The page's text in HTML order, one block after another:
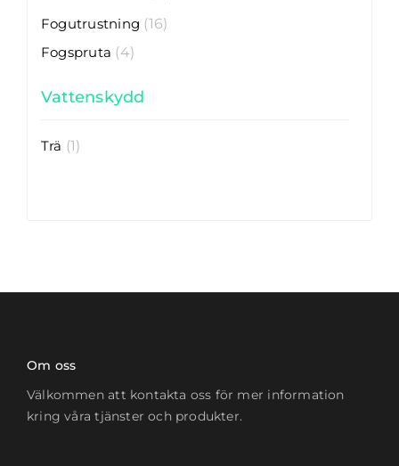
Fogutrustning (16)
Fogspruta (4)
Vattenskydd
Trä (1)
Om oss
Välkommen att kontakta oss för mer information
kring våra tjänster och produkter.